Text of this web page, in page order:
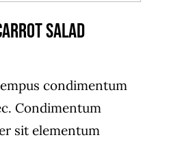
salad
condimentum
Condimentum
sit elementum